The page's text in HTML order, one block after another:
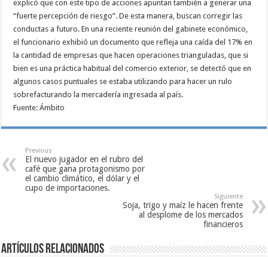
explicó que con este tipo de acciones apuntan también a generar una
“fuerte percepción de riesgo”. De esta manera, buscan corregir las
conductas a futuro. En una reciente reunión del gabinete económico,
el funcionario exhibió un documento que refleja una caída del 17% en
la cantidad de empresas que hacen operaciones trianguladas, que si
bien es una práctica habitual del comercio exterior, se detectó que en
algunos casos puntuales se estaba utilizando para hacer un rulo
sobrefacturando la mercadería ingresada al país.
Fuente: Ámbito
Previous
El nuevo jugador en el rubro del
café que gana protagonismo por
el cambio climático, el dólar y el
cupo de importaciones.
Siguiente
Soja, trigo y maíz le hacen frente
al desplome de los mercados
financieros
Artículos relacionados